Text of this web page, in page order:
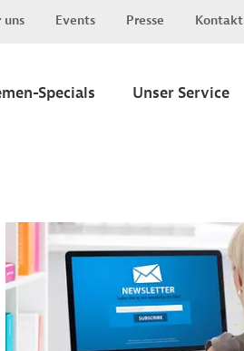
uns Events Presse Kontakt
Specials Unser Service